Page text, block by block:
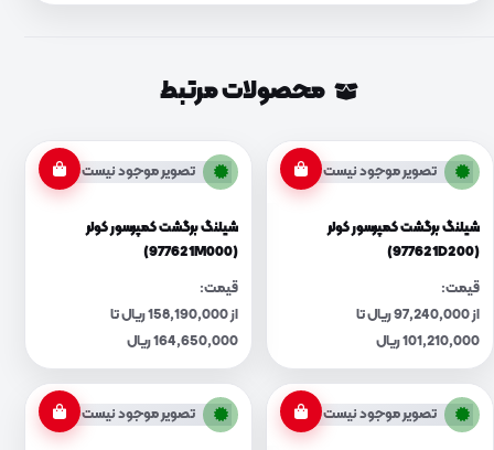
محصولات مرتبط
تصویر موجود نیست
شیلنگ برگشت کمپرسور کولر
(977621D200)
قیمت:
از 97,240,000 ریال تا
101,210,000 ریال
تصویر موجود نیست
شیلنگ برگشت کمپرسور کولر
(977621M000)
قیمت:
از 158,190,000 ریال تا
164,650,000 ریال
تصویر موجود نیست تصویر موجود نیست